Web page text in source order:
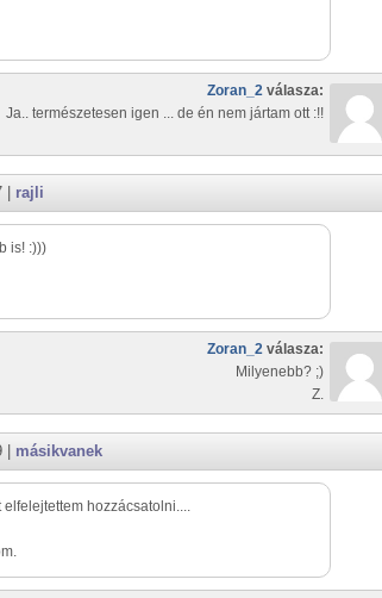
Zoran_2 válasza:
Ja.. természetesen igen ... de én nem jártam ott :!!
| rajli
is! :)))
Zoran_2 válasza:
Milyenebb? ;)
Z.
| másikvanek
elfelejtettem hozzácsatolni....